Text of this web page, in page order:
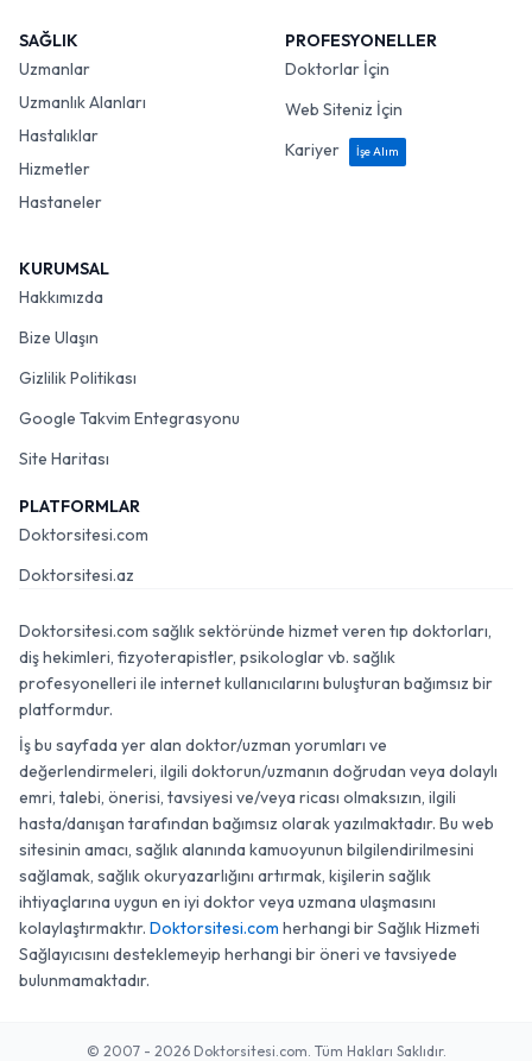
SAĞLIK
Uzmanlar
Uzmanlık Alanları
Hastalıklar
Hizmetler
Hastaneler
PROFESYONELLER
Doktorlar İçin
Web Siteniz İçin
Kariyer
İşe Alım
KURUMSAL
Hakkımızda
Bize Ulaşın
Gizlilik Politikası
Google Takvim Entegrasyonu
Site Haritası
PLATFORMLAR
Doktorsitesi.com
Doktorsitesi.az
Doktorsitesi.com sağlık sektöründe hizmet veren tıp doktorları,
diş hekimleri, fizyoterapistler, psikologlar vb. sağlık
profesyonelleri ile internet kullanıcılarını buluşturan bağımsız bir
platformdur.
İş bu sayfada yer alan doktor/uzman yorumları ve
değerlendirmeleri, ilgili doktorun/uzmanın doğrudan veya dolaylı
emri, talebi, önerisi, tavsiyesi ve/veya ricası olmaksızın, ilgili
hasta/danışan tarafından bağımsız olarak yazılmaktadır. Bu web
sitesinin amacı, sağlık alanında kamuoyunun bilgilendirilmesini
sağlamak, sağlık okuryazarlığını artırmak, kişilerin sağlık
ihtiyaçlarına uygun en iyi doktor veya uzmana ulaşmasını
kolaylaştırmaktır. Doktorsitesi.com herhangi bir Sağlık Hizmeti
Sağlayıcısını desteklemeyip herhangi bir öneri ve tavsiyede
bulunmamaktadır.
© 2007 - 2026 Doktorsitesi.com. Tüm Hakları Saklıdır.